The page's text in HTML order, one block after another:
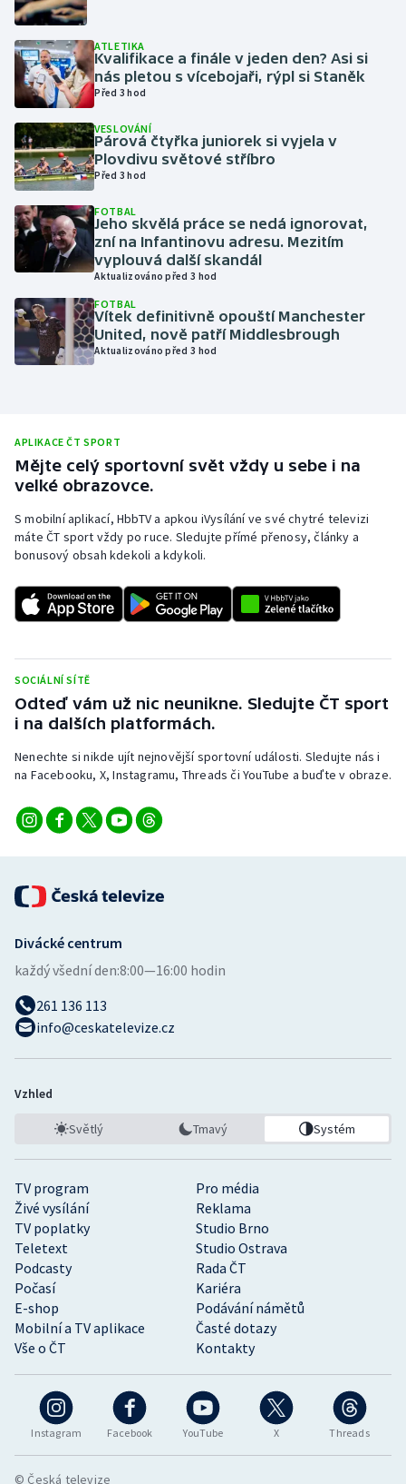
Judo
Krasobruslení
Lyže a snowboard
Moderní pětiboj
Motorsport
Parasport
Ragby
Rychlobruslení
Rychlostní kanoistika
Short track
Stolní tenis
Triatlon
Veslování
Vodní slalom
Volejbal
Ostatní
ATLETIKA
Kvalifikace a finále v jeden den? Asi si
nás pletou s vícebojaři, rýpl si Staněk
Před 3 hod
VESLOVÁNÍ
Párová čtyřka juniorek si vyjela v
Plovdivu světové stříbro
Před 3 hod
FOTBAL
Jeho skvělá práce se nedá ignorovat,
zní na Infantinovu adresu. Mezitím
vyplouvá další skandál
Aktualizováno před 3 hod
FOTBAL
Vítek definitivně opouští Manchester
United, nově patří Middlesbrough
Aktualizováno před 3 hod
APLIKACE ČT SPORT
Mějte celý sportovní svět vždy u sebe i na
velké obrazovce.
S mobilní aplikací, HbbTV a apkou iVysílání ve své chytré televizi
máte ČT sport vždy po ruce. Sledujte přímé přenosy, články a
bonusový obsah kdekoli a kdykoli.
SOCIÁLNÍ SÍTĚ
Odteď vám už nic neunikne. Sledujte ČT sport
i na dalších platformách.
Nenechte si nikde ujít nejnovější sportovní události. Sledujte nás i
na Facebooku, X, Instagramu, Threads či YouTube a buďte v obraze.
Instagram Facebook YouTube X Threads
TV program
Pro média
Živé vysílání
Reklama
TV poplatky
Studio Brno
Teletext
Studio Ostrava
Podcasty
Rada ČT
Počasí
Kariéra
E-shop
Podávání námětů
Mobilní a TV aplikace
Časté dotazy
Vše o ČT
Kontakty
Divácké centrum
každý všední den:8:00—16:00 hodin
261 136 113
info@ceskatelevize.cz
Vzhled
Světlý Tmavý Systém
© Česká televize